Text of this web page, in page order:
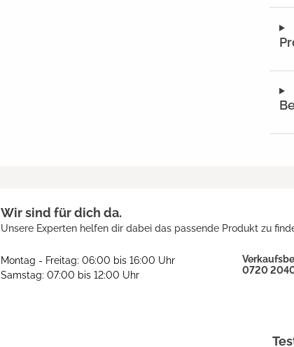
Wir sind für dich da.
Unsere Experten helfen dir dabei das passende Produkt zu
Montag - Freitag: 06:00 bis 16:00 Uhr
Samstag: 07:00 bis 12:00 Uhr
0720